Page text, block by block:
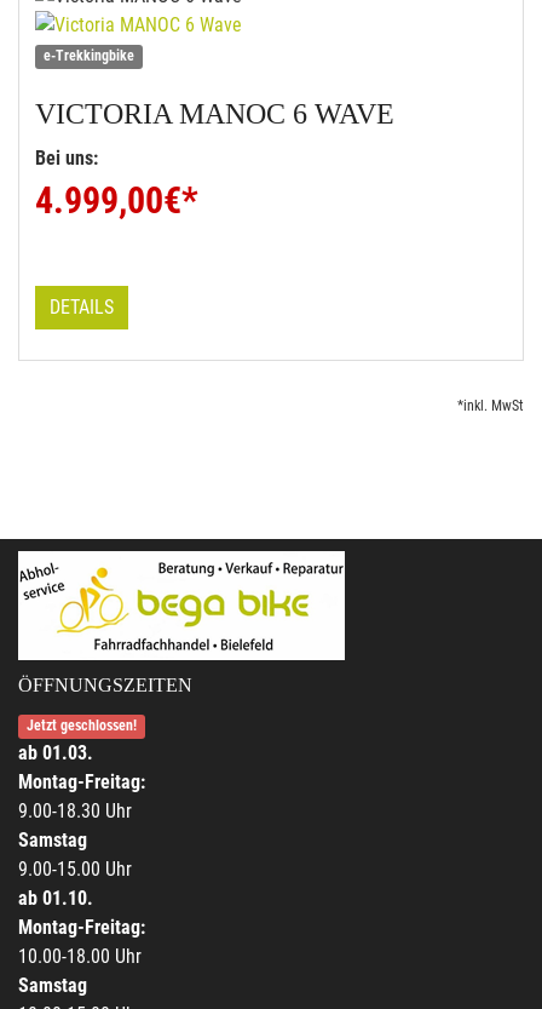
e-Trekkingbike
VICTORIA MANOC 6 WAVE
Bei uns:
4.999,00€*
DETAILS
*inkl. MwSt
ÖFFNUNGSZEITEN
Jetzt geschlossen!
ab 01.03.
Montag-Freitag:
9.00-18.30 Uhr
Samstag
9.00-15.00 Uhr
ab 01.10.
Montag-Freitag:
10.00-18.00 Uhr
Samstag